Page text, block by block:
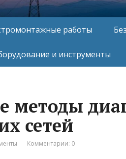
работы
и инструменты
методы
сетей
Комментарии: 0